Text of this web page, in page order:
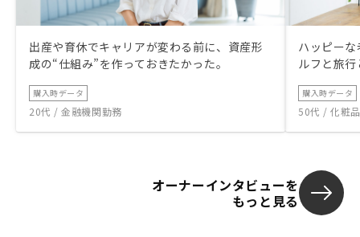
出産や育休でキャリアが変わる前に、資産形
成の“仕組み”を作っておきたかった。
購入時データ
20代 / 金融機関勤務
ハッピー
ルフと旅
購入時データ
50代 / 化粧
オーナーインタビューを
もっと見る